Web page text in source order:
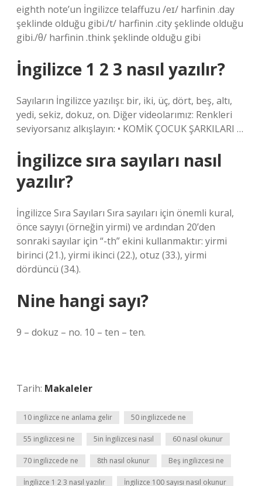
eighth note’un İngilizce telaffuzu /eɪ/ harfinin .day
şeklinde olduğu gibi./t/ harfinin .city şeklinde olduğu
gibi./θ/ harfinin .think şeklinde olduğu gibi
İngilizce 1 2 3 nasıl yazılır?
Sayıların İngilizce yazılışı: bir, iki, üç, dört, beş, altı,
yedi, sekiz, dokuz, on. Diğer videolarımız: Renkleri
seviyorsanız alkışlayın: • KOMİK ÇOCUK ŞARKILARI …
İngilizce sıra sayıları nasıl
yazılır?
İngilizce Sıra Sayıları Sıra sayıları için önemli kural,
önce sayıyı (örneğin yirmi) ve ardından 20’den
sonraki sayılar için “-th” ekini kullanmaktır: yirmi
birinci (21.), yirmi ikinci (22.), otuz (33.), yirmi
dördüncü (34.).
Nine hangi sayı?
9 – dokuz – no. 10 – ten – ten.
Tarih: Makaleler
10 ingilizce ne anlama gelir 50 ingilizcede ne
55 ingilizcesi ne 5in İngilizcesi nasıl 60 nasıl okunur
70 ingilizcede ne 8th nasıl okunur Beş ingilizcesi ne
İngilizce 1 2 3 nasıl yazılır İngilizce 100 sayısı nasıl okunur